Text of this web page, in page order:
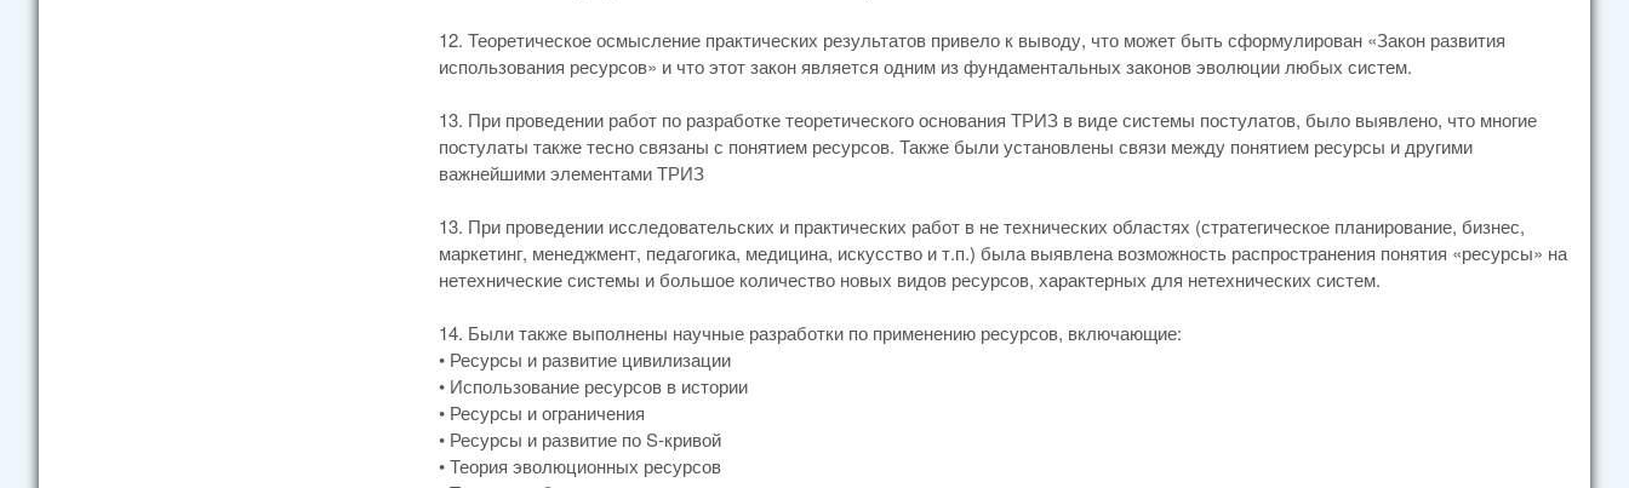
12. Теоретическое осмысление практических результатов привело к выводу, что может быть сформулирован «Закон развития
использования ресурсов» и что этот закон является одним из фундаментальных законов эволюции любых систем.
13. При проведении работ по разработке теоретического основания ТРИЗ в виде системы постулатов, было выявлено, что многие
постулаты также тесно связаны с понятием ресурсов. Также были установлены связи между понятием ресурсы и другими
важнейшими элементами ТРИЗ
13. При проведении исследовательских и практических работ в не технических областях (стратегическое планирование, бизнес,
маркетинг, менеджмент, педагогика, медицина, искусство и т.п.) была выявлена возможность распространения понятия «ресурсы» на
нетехнические системы и большое количество новых видов ресурсов, характерных для нетехнических систем.
14. Были также выполнены научные разработки по применению ресурсов, включающие:
• Ресурсы и развитие цивилизации
• Использование ресурсов в истории
• Ресурсы и ограничения
• Ресурсы и развитие по S-кривой
• Теория эволюционных ресурсов